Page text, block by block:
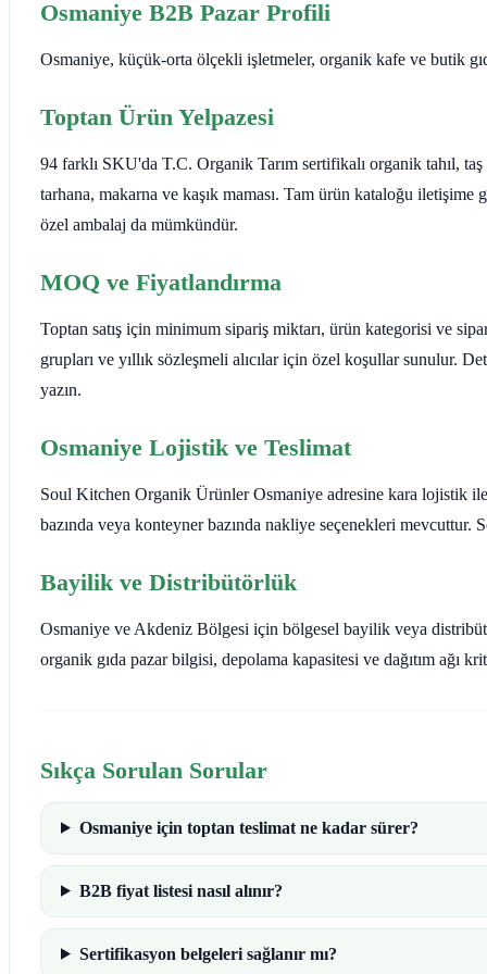
Osmaniye B2B Pazar Profili
Osmaniye, küçük-orta ölçekli işletmeler, organik kafe ve butik
Toptan Ürün Yelpazesi
94 farklı SKU'da T.C. Organik Tarım sertifikalı organik tahıl,
tarhana, makarna ve kaşık maması. Tam ürün kataloğu
özel ambalaj da mümkündür.
MOQ ve Fiyatlandırma
Toptan satış için minimum sipariş miktarı, ürün kategorisi ve
grupları ve yıllık sözleşmeli alıcılar için özel koşullar sunulur.
yazın.
Osmaniye Lojistik ve Teslimat
Soul Kitchen Organik Ürünler Osmaniye adresine kara lojistik
bazında veya konteyner bazında nakliye seçenekleri
Bayilik ve Distribütörlük
Osmaniye ve Akdeniz Bölgesi için bölgesel bayilik veya
organik gıda pazar bilgisi, depolama kapasitesi ve dağıtım ağı
Sıkça Sorulan Sorular
Osmaniye için toptan teslimat ne kadar sürer?
B2B fiyat listesi nasıl alınır?
Sertifikasyon belgeleri sağlanır mı?